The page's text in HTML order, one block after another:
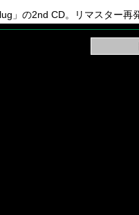
」の2nd CD。リマスター再